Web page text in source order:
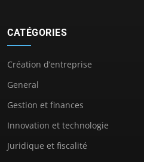
CATÉGORIES
Création d’entreprise
General
Gestion et finances
Innovation et technologie
Juridique et fiscalité